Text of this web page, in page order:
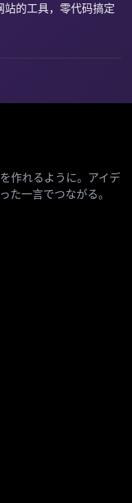
的工具，零代码搞定
作れるように。アイデ
た一言でつながる。